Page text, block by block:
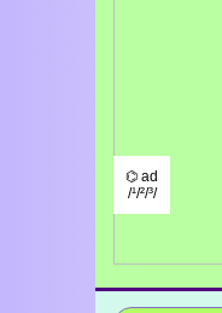
⌬ ad
/¹/²/³/